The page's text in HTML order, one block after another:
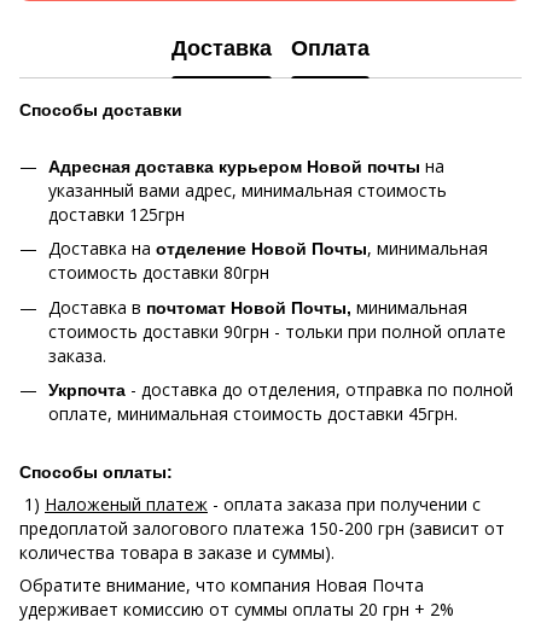
Доставка Оплата
Способы доставки
Адресная доставка курьером Новой почты на
указанный вами адрес, минимальная стоимость
доставки 125грн
Доставка на отделение Новой Почты, минимальная
стоимость доставки 80грн
Доставка в почтомат Новой Почты, минимальная
стоимость доставки 90грн - тольки при полной оплате
заказа.
Укрпочта - доставка до отделения, отправка по полной
оплате, минимальная стоимость доставки 45грн.
Способы оплаты:
1) Наложеный платеж - оплата заказа при получении с
предоплатой залогового платежа 150-200 грн (зависит от
количества товара в заказе и суммы).
Обратите внимание, что компания Новая Почта
удерживает комиссию от суммы оплаты 20 грн + 2%